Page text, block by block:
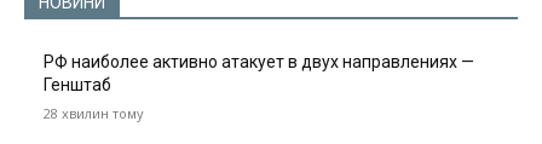
РФ наиболее активно атакует в двух направлениях —
Генштаб
28 хвилин тому